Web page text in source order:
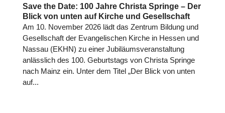
Save the Date: 100 Jahre Christa Springe – Der
Blick von unten auf Kirche und Gesellschaft
Am 10. November 2026 lädt das Zentrum Bildung und
Gesell­schaft der Evan­ge­li­schen Kirche in Hessen und
Nassau (EKHN) zu einer Jubi­lä­ums­ver­an­stal­tung
anläss­lich des 100. Geburts­tags von Christa Springe
nach Mainz ein. Unter dem Titel „Der Blick von unten
auf...